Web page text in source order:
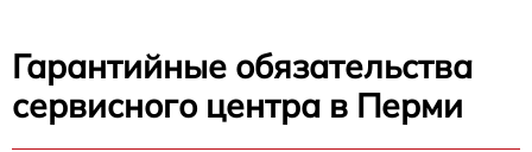
Гарантийные обязательства
сервисного центра в Перми